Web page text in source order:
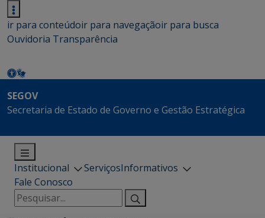
ir para conteúdoir para navegaçãoir para busca
Ouvidoria Transparência
SEGOV
Secretaria de Estado de Governo e Gestão Estratégica
Institucional ServiçosInformativos
Fale Conosco
Pesquisar
por: